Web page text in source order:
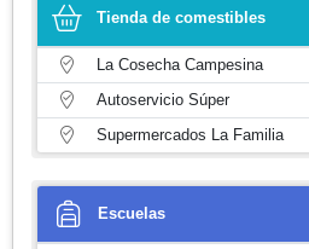
Tienda de comestibles
La Cosecha Campesina
Autoservicio Súper
Supermercados La Familia
Escuelas